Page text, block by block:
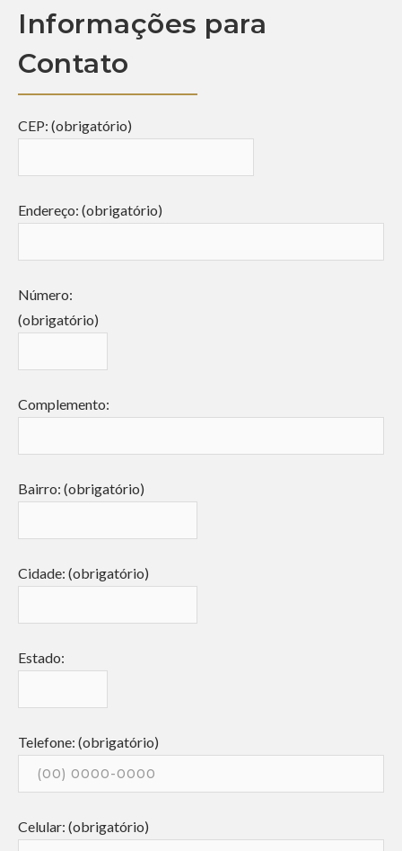
Informações para
Contato
CEP: (obrigatório)
Endereço: (obrigatório)
Número:
(obrigatório)
Complemento:
Bairro: (obrigatório)
Cidade: (obrigatório)
Estado:
Telefone: (obrigatório)
Celular: (obrigatório)